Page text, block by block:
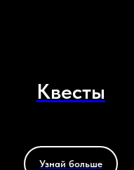
Квесты
Узнай больше